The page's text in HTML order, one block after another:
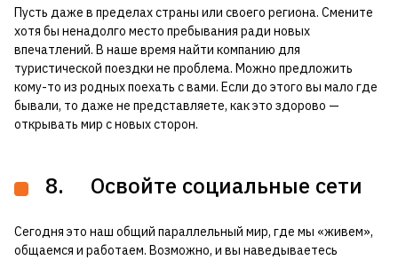
Пусть даже в пределах страны или своего региона. Смените
хотя бы ненадолго место пребывания ради новых
впечатлений. В наше время найти компанию для
туристической поездки не проблема. Можно предложить
кому-то из родных поехать с вами. Если до этого вы мало где
бывали, то даже не представляете, как это здорово —
открывать мир с новых сторон.
8. Освойте социальные сети
Сегодня это наш общий параллельный мир, где мы «живем»,
общаемся и работаем. Возможно, и вы наведываетесь